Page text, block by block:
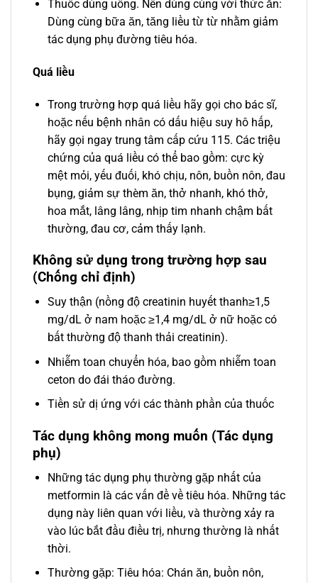
Thuốc dùng uống. Nên dùng cùng với thức ăn:
Dùng cùng bữa ăn, tăng liều từ từ nhằm giảm
tác dụng phụ đường tiêu hóa.
Quá liều
Trong trường hợp quá liều hãy gọi cho bác sĩ,
hoặc nếu bệnh nhân có dấu hiệu suy hô hấp,
hãy gọi ngay trung tâm cấp cứu 115. Các triệu
chứng của quá liều có thể bao gồm: cực kỳ
mệt mỏi, yếu đuối, khó chịu, nôn, buồn nôn, đau
bụng, giảm sự thèm ăn, thở nhanh, khó thở,
hoa mắt, lâng lâng, nhịp tim nhanh chậm bất
thường, đau cơ, cảm thấy lạnh.
Không sử dụng trong trường hợp sau
(Chống chỉ định)
Suy thận (nồng độ creatinin huyết thanh≥1,5
mg/dL ở nam hoặc ≥1,4 mg/dL ở nữ hoặc có
bất thường độ thanh thải creatinin).
Nhiễm toan chuyển hóa, bao gồm nhiễm toan
ceton do đái tháo đường.
Tiền sử dị ứng với các thành phần của thuốc
Tác dụng không mong muốn (Tác dụng
phụ)
Những tác dụng phụ thường gặp nhất của
metformin là các vấn đề về tiêu hóa. Những tác
dụng này liên quan với liều, và thường xảy ra
vào lúc bắt đầu điều trị, nhưng thường là nhất
thời.
Thường gặp: Tiêu hóa: Chán ăn, buồn nôn,